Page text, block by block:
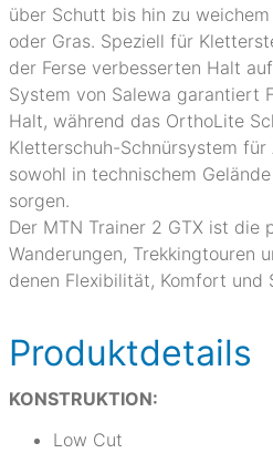
über Schutt bis hin zu
oder Gras. Speziell für
der Ferse verbesserten Halt
System von Salewa garantiert
Halt, während das OrthoLite
Kletterschuh-Schnürsystem
sowohl in technischem
sorgen.
Der MTN Trainer 2 GTX ist die
Wanderungen, Trekkingtouren
denen Flexibilität, Komfort und
Produktdetails
KONSTRUKTION:
Low Cut